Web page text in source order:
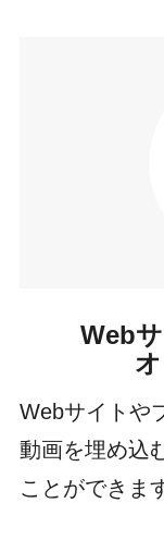
Web
Webサイトや
動画を埋め込
ことができま